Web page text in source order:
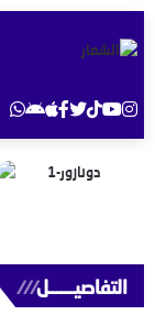
التفاصيــــــل///